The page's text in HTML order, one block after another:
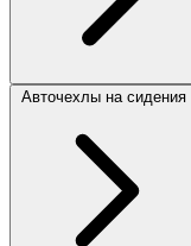
Авточехлы на сидения